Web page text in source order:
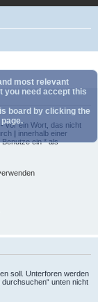
-vor ein Wort, das nicht
| innerhalb einer
ein * als
soll. Unterforen werden
unten nicht
most relevant
you need accept this
board by clicking the